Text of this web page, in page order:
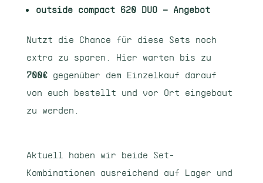
outside compact 620 DUO – Angebot
Nutzt die Chance für diese Sets noch
extra zu sparen. Hier warten bis zu
700€gegenüber dem Einzelkauf darauf
von euch bestellt und vor Ort eingebaut
zu werden.
Aktuell haben wir beide Set-
Kombinationen ausreichend auf Lager und